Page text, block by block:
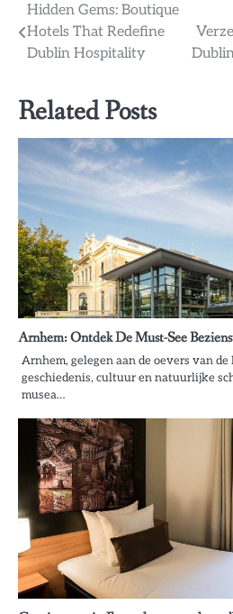
Bericht
navigatie
Hidden Gems: Boutique
Hotels That Redefine
Dublin Hospitality
Related Posts
Arnhem: Ontdek De Must-See
Arnhem, gelegen aan de oevers van
geschiedenis, cultuur en natuurlijke
musea…